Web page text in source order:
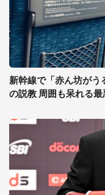
新幹線で「赤ん坊が
の説教 周囲も呆れる最